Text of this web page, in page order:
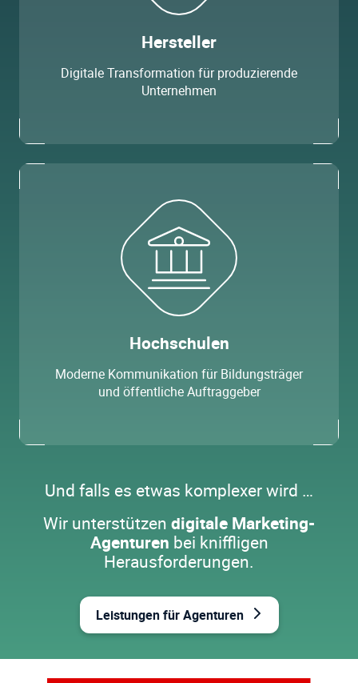
Hersteller
Digitale Transformation für produzierende
Unternehmen
Hochschulen
Moderne Kommunikation für Bildungsträger
und öffentliche Auftraggeber
Und falls es etwas komplexer wird …
Wir unterstützen digitale Marketing-
Agenturen bei kniffligen
Herausforderungen.
Leistungen für Agenturen